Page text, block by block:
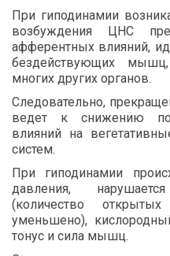
При гиподинамии
возбуждения ЦНС
афферентных влияний,
бездействующих
многих других органов.
Следовательно,
ведет к снижению
влияний на
систем.
При гиподинамии
давления,
(количество
уменьшено),
тонус и сила мышц.